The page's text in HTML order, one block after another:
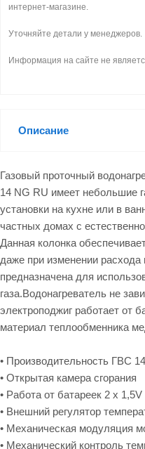
интернет-магазине.
Уточняйте детали у менеджеров.
Информация на сайте не
Описание
Газовый проточный
14 NG RU имеет небольшие
установки на кухне или в
частных домах с
Данная колонка
даже при изменении расхода
предназначена для
газа.Водонагреватель не
электроподжиг работает от
материал теплообменника
• Производительность ГВС
• Открытая камера сгорания
• Работа от батареек 2 x
• Внешний регулятор
• Механическая модуляция
• Механический контроль